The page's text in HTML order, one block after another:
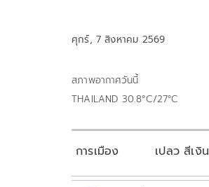
ศุกร์, 7 สิงหาคม 2569
สภาพอากาศวันนี้
THAILAND 30.8°C/27°C
การเมือง เปลว สีเงิน